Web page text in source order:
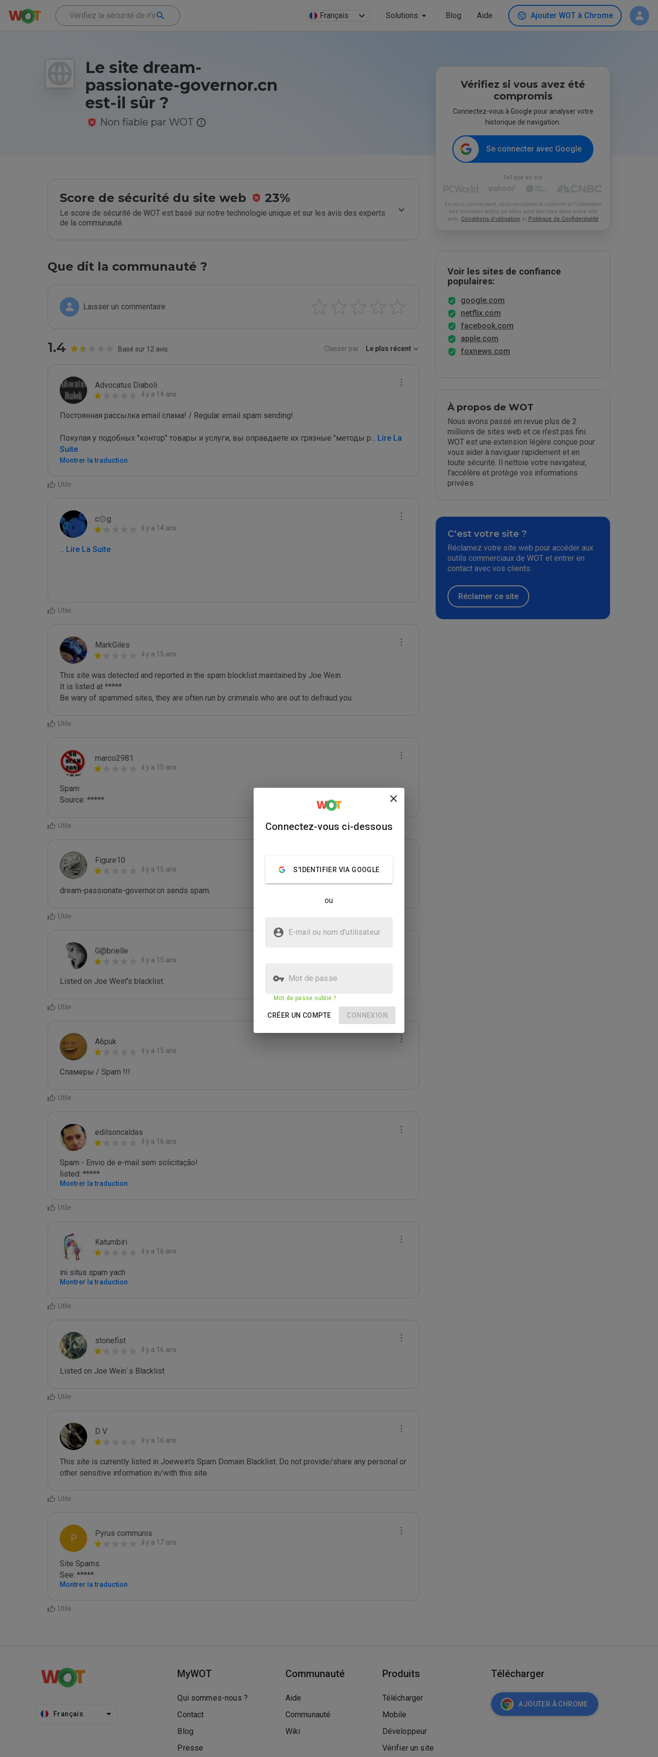
Français Solutions Blog Aide Ajouter WOT à Chrome
Le site dream-
passionate-governor.cn
est-il sûr ?
Non fiable par WOT
Score de sécurité du site web 23%
Le score de sécurité de WOT est basé sur notre technologie unique et sur les avis des experts
de la communauté.
Que dit la communauté ?
Laisser un commentaire
1.4 Basé sur 12 avis Classer par : Le plus récent
Advocatus Diaboli
il y a 14 ans
Постоянная рассылка email спама! / Regular email spam sending!
Покупая у подобных "контор" товары и услуги, вы оправдаете их грязные "методы р... Lire La
Suite
Montrer la traduction
Utile
c۞g
il y a 14 ans
... Lire La Suite
Utile
MarkGiles
il y a 15 ans
This site was detected and reported in the spam blocklist maintained by Joe Wein.
It is listed at *****
Be wary of spammed sites, they are often run by criminals who are out to defraud you.
Utile
marco2981
il y a 15 ans
Spam
Source: *****
Utile
Figure10
il y a 15 ans
dream-passionate-governor.cn sends spam.
Utile
G@brielle
il y a 15 ans
Listed on Joe Wein"s blacklist.
Utile
A6puk
il y a 15 ans
Спамеры / Spam !!!
Utile
edilsoncaldas
il y a 16 ans
Spam - Envio de e-mail sem solicitação!
listed: *****
Montrer la traduction
Utile
Katumbiri
il y a 16 ans
ini situs spam yach
Montrer la traduction
Utile
stonefist
il y a 16 ans
Listed on Joe Wein´s Blacklist
Utile
D V
il y a 16 ans
This site is currently listed in Joewein's Spam Domain Blacklist. Do not provide/share any personal or
other sensitive information in/with this site.
Utile
P Pyrus communis
il y a 17 ans
Site Spams.
See: *****
Montrer la traduction
Utile
Vérifiez si vous avez été
compromis
Connectez-vous à Google pour analyser votre
historique de navigation.
Se connecter avec Google
Tel que vu sur
En vous connectant, vous acceptez la collecte et l'utilisation
des données telles qu'elles sont décrites dans notre site
web. Conditions d'utilisation et Politique de Confidentialité
Voir les sites de confiance
populaires:
google.com
netflix.com
facebook.com
apple.com
foxnews.com
À propos de WOT
Nous avons passé en revue plus de 2
millions de sites web et ce n'est pas fini.
WOT est une extension légère conçue pour
vous aider à naviguer rapidement et en
toute sécurité. Il nettoie votre navigateur,
l'accélère et protège vos informations
privées.
C'est votre site ?
Réclamez votre site web pour accéder aux
outils commerciaux de WOT et entrer en
contact avec vos clients.
Réclamer ce site
Français
MyWOT
Qui sommes-nous ?
Contact
Blog
Presse
Communauté
Aide
Communauté
Wiki
Produits
Télécharger
Mobile
Développeur
Vérifier un site
Télécharger
AJOUTER À CHROME
Connectez-vous ci-dessous
S'IDENTIFIER VIA GOOGLE
ou
E-mail ou nom d'utilisateur
Mot de passe
Mot de passe oublié ?
CRÉER UN COMPTE CONNEXION